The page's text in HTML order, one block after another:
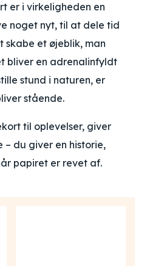
er i virkeligheden en
noget nyt, til at dele tid
skabe et øjeblik, man
bliver en adrenalinfyldt
stund i naturen, er
stående.
til oplevelser, giver
du giver en historie,
papiret er revet af.